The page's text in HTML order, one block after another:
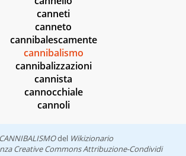
canneti
canneto
cannibalescamente
cannibalismo
cannibalizzazioni
cannista
cannocchiale
cannoli
CANNIBALISMOdel Wikizionario
Creative Commons Attribuzione-Condividi